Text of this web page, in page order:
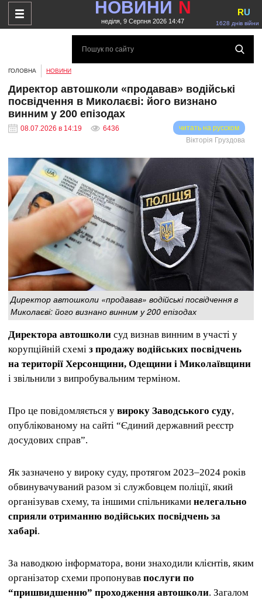
НОВИНИ N
неділя, 9 Серпня 2026 14:47 1628 днів війни
RU
ГОЛОВНА НОВИНИ
Директор автошколи «продавав» водійські
посвідчення в Миколаєві: його визнано
винним у 200 епізодах
08.07.2026 в 14:19 6436
читать на русском
Вікторія Груздова
Директор автошколи «продавав» водійські посвідчення в
Миколаєві: його визнано винним у 200 епізодах
Директора автошколи суд визнав винним в участі у
корупційній схемі з продажу водійських посвідчень
на території Херсонщини, Одещини і Миколаївщини
і звільнили з випробувальним терміном.
Про це повідомляється у вироку Заводського суду,
опублікованому на сайті “Єдиний державний реєстр
досудових справ”.
Як зазначено у вироку суду, протягом 2023–2024 років
обвинувачуваний разом зі службовцем поліції, який
організував схему, та іншими спільниками нелегально
сприяли отриманню водійських посвідчень за
хабарі.
За наводкою інформатора, вони знаходили клієнтів, яким
організатор схеми пропонував послуги по
“пришвидшенню” проходження автошколи. Загалом